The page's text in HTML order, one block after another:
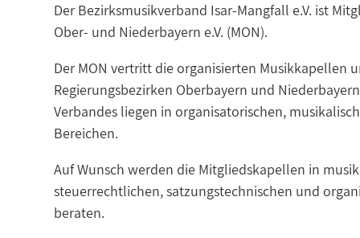
Der Bezirksmusikverband Isar-Mangfall e.V. ist
Ober- und Niederbayern e.V. (MON).
Der MON vertritt die organisierten Musikkapellen
Regierungsbezirken Oberbayern und
Verbandes liegen in organisatorischen,
Bereichen.
Auf Wunsch werden die Mitgliedskapellen in
steuerrechtlichen, satzungstechnischen und
beraten.